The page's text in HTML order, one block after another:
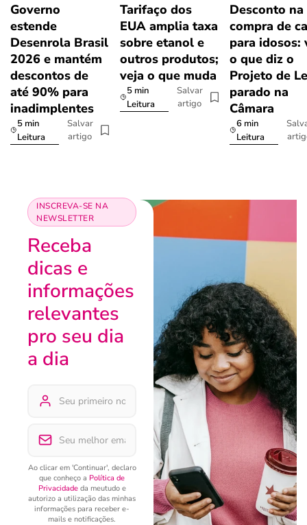
Governo
estende
Desenrola Brasil
2026 e mantém
descontos de
até 90% para
inadimplentes
5 min
Leitura
Salvar
artigo
Tarifaço dos
EUA amplia taxa
sobre etanol e
outros produtos;
veja o que muda
5 min
Leitura
Salvar
artigo
Desconto na
compra de
para idosos:
o que diz o
Projeto de
parado na
Câmara
6 min
Leitura
INSCREVA-SE NA
NEWSLETTER
Receba
dicas e
informações
relevantes
pro seu dia
a dia
Ao clicar em 'Continuar', declaro
que conheço a Política de
Privacidadeda meutudo e
autorizo a utilização das minhas
informações para receber e-
mails e notificações.